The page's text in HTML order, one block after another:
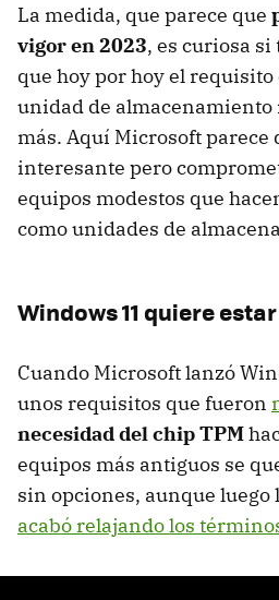
La medida, que parece que
vigor en 2023, es curiosa
que hoy por hoy el
unidad de almacenamiento
más. Aquí Microsoft parece
interesante pero
equipos modestos que
como unidades de
Windows 11 quiere
Cuando Microsoft lanzó
unos requisitos que fueron
necesidad del chip TPM
equipos más antiguos se
sin opciones, aunque luego
acabó relajando los